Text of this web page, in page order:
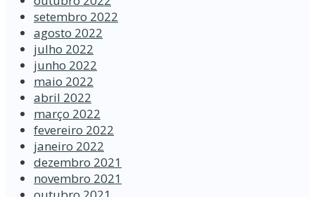
setembro 2022
agosto 2022
julho 2022
junho 2022
maio 2022
abril 2022
março 2022
fevereiro 2022
janeiro 2022
dezembro 2021
novembro 2021